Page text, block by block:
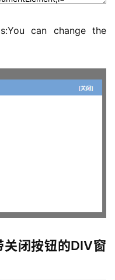
can change the
闭按钮的DIV窗